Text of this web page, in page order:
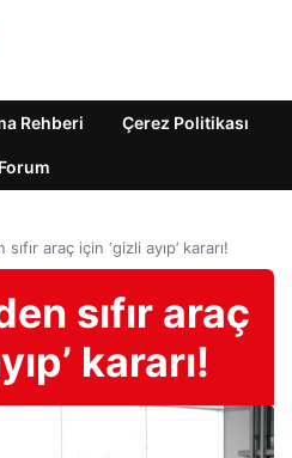
Rehberi Çerez Politikası
Forum
araç için ‘gizli ayıp’ kararı!
sıfır araç
kararı!